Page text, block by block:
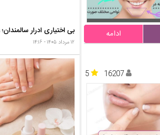
ادامه
5
16207
۱۲ مرداد ۱۴۰۵ - ۱۴:۱۶